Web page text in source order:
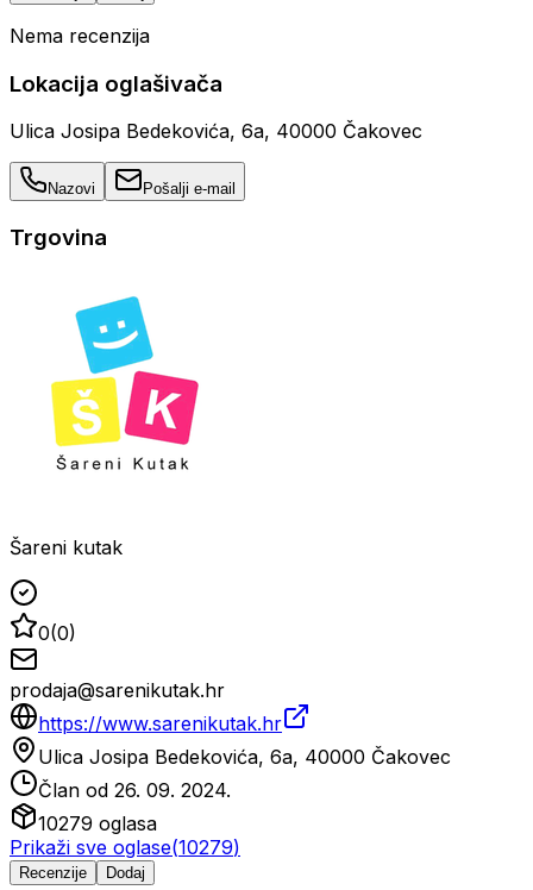
Nema recenzija
Lokacija oglašivača
Ulica Josipa Bedekovića, 6a, 40000 Čakovec
Nazovi Pošalji e-mail
Trgovina
Šareni kutak
0(0)
prodaja@sarenikutak.hr
https://www.sarenikutak.hr
Ulica Josipa Bedekovića, 6a, 40000 Čakovec
Član od 26. 09. 2024.
10279 oglasa
Prikaži sve oglase(10279)
Recenzije Dodaj